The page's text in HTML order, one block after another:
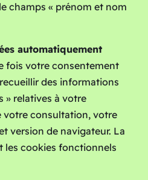
champs « prénom et nom
automatiquement
fois votre consentement
des informations
» relatives à votre
votre consultation, votre
version de navigateur. La
les cookies fonctionnels